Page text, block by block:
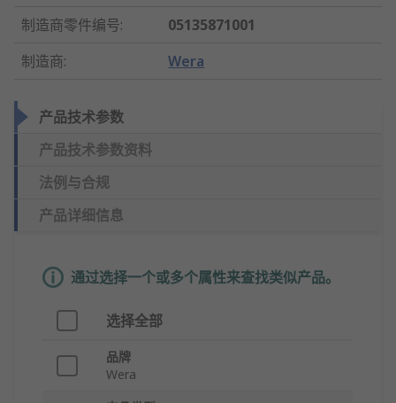
制造商零件编号:
05135871001
制造商: Wera
产品技术参数
产品技术参数资料
法例与合规
产品详细信息
通过选择一个或多个属性来查找类似产品。
选择全部
品牌
Wera